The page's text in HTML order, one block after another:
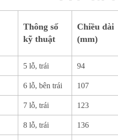
Thông số
kỹ thuật
Chiều dài
(mm)
5 lỗ, trái 94
6 lỗ, bên trái 107
7 lỗ, trái 123
8 lỗ, trái 136